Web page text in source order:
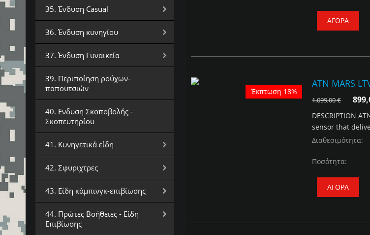
35. Ένδυση Casual
36. Ένδυση κυνηγίου
37. Ένδυση Γυναικεία
39. Περιποίηση ρούχων-
παπουτσιών
40. Ενδυση Σκοποβολής -
Σκοπευτηρίου
41. Κυνηγετικά είδη
42. Σφυριχτρες
43. Είδη κάμπινγκ-επιβίωσης
44. Πρώτες Βοήθειες - Είδη
Επιβίωσης
ΑΓΟΡΆ
Έκπτωση 18%
ATN MARS
1.099,00€
DESCRIPTION
sensor that
Διαθεσιμότητα:
Ποσότητα:
ΑΓΟΡΆ